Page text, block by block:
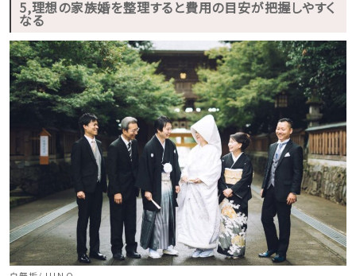
5,理想の家族婚を整理すると費用の目安が把握しやすく
なる